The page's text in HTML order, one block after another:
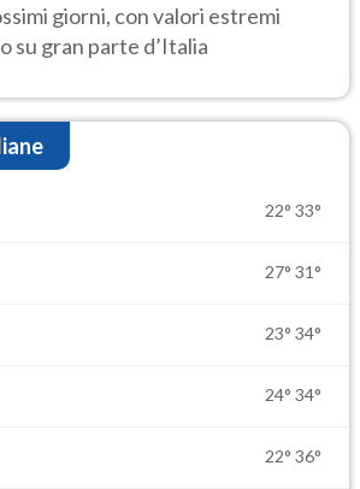
giorni, con valori estremi
su gran parte d’Italia
22° 33°
27° 31°
23° 34°
24° 34°
22° 36°